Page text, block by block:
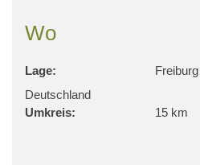
Wo
Lage:
Deutschland
Umkreis:
15 km